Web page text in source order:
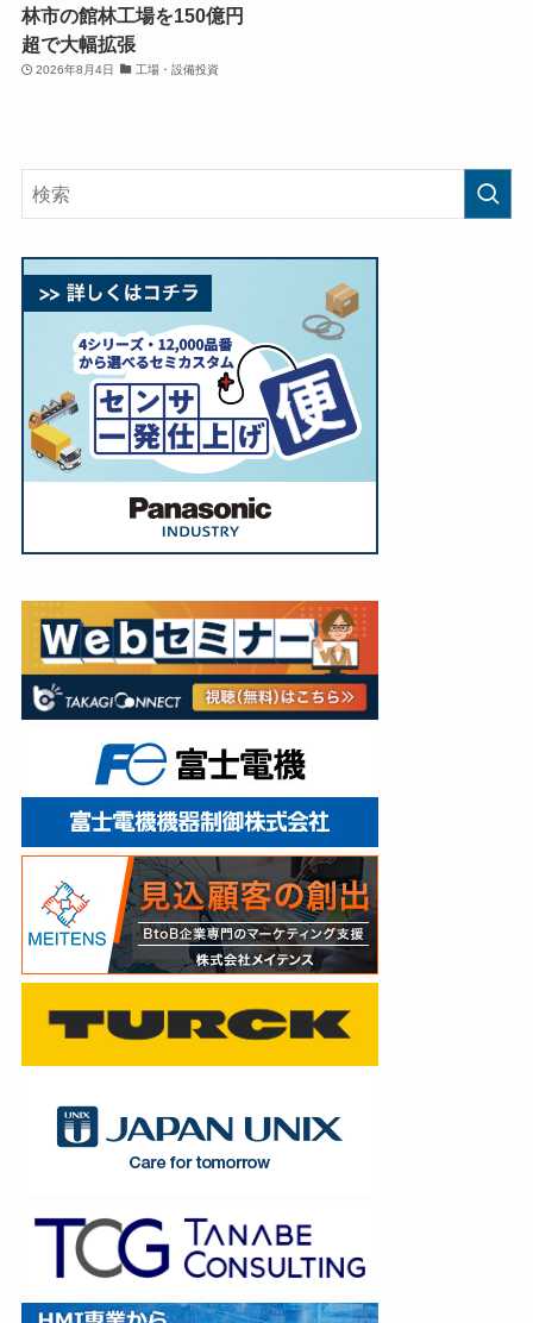
林市の館林工場を150億円
超で大幅拡張
2026年8月4日 工場・設備投資